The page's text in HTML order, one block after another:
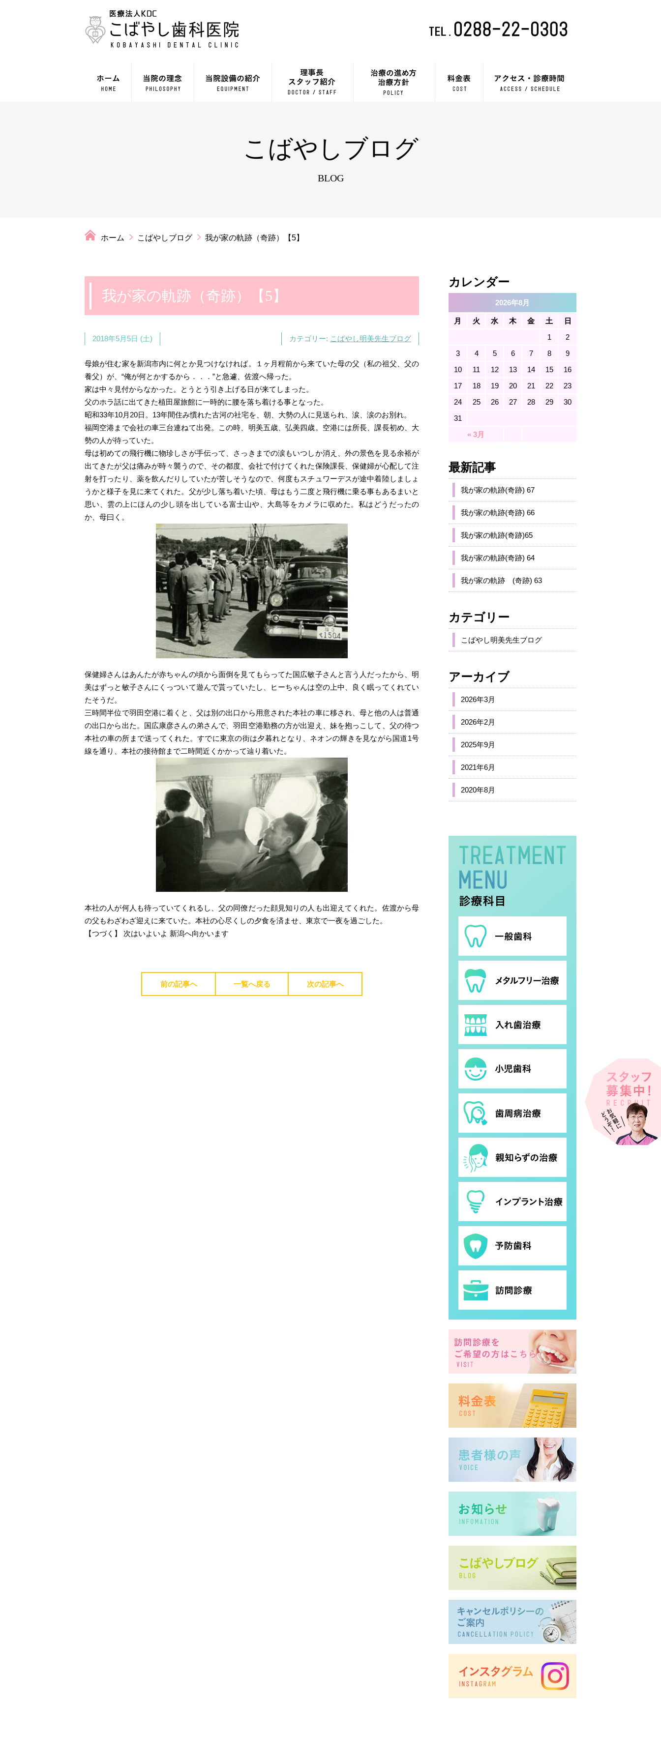
こばやしブログ
BLOG
ホーム こばやしブログ 我が家の軌跡（奇跡）【5】
我が家の軌跡（奇跡）【5】
2018年5月5日 (土) カテゴリー: こばやし明美先生ブログ
母娘が住む家を新潟市内に何とか見つけなければ。１ヶ月程前から来ていた母の父（私の祖父、父の
養父）が、“俺が何とかするから．．．”と急遽、佐渡へ帰った。
家は中々見付からなかった。とうとう引き上げる日が来てしまった。
父のホラ話に出てきた植田屋旅館に一時的に腰を落ち着ける事となった。
昭和33年10月20日。13年間住み慣れた古河の社宅を、朝、大勢の人に見送られ、涙、涙のお別れ。
福岡空港まで会社の車三台連ねて出発。この時、明美五歳、弘美四歳。空港には所長、課長初め、大
勢の人が待っていた。
母は初めての飛行機に物珍しさが手伝って、さっきまでの涙もいつしか消え、外の景色を見る余裕が
出てきたが父は痛みが時々襲うので、その都度、会社で付けてくれた保険課長、保健婦が心配して注
射を打ったり、薬を飲んだりしていたが苦しそうなので、何度もスチュワーデスが途中着陸しましょ
うかと様子を見に来てくれた。父が少し落ち着いた頃、母はもう二度と飛行機に乗る事もあるまいと
思い、雲の上にほんの少し頭を出している富士山や、大島等をカメラに収めた。私はどうだったの
か、母曰く。
保健婦さんはあんたが赤ちゃんの頃から面倒を見てもらってた国広敏子さんと言う人だったから、明
美はずっと敏子さんにくっついて遊んで貰っていたし、ヒーちゃんは空の上中、良く眠ってくれてい
たそうだ。
三時間半位で羽田空港に着くと、父は別の出口から用意された本社の車に移され、母と他の人は普通
の出口から出た。国広康彦さんの弟さんで、羽田空港勤務の方が出迎え、妹を抱っこして、父の待つ
本社の車の所まで送ってくれた。すでに東京の街は夕暮れとなり、ネオンの輝きを見ながら国道1号
線を通り、本社の接待館まで二時間近くかかって辿り着いた。
本社の人が何人も待っていてくれるし、父の同僚だった顔見知りの人も出迎えてくれた。佐渡から母
の父もわざわざ迎えに来ていた。本社の心尽くしの夕食を済ませ、東京で一夜を過ごした。
【つづく】 次はいよいよ 新潟へ向かいます
前の記事へ 一覧へ戻る 次の記事へ
カレンダー
2026年8月
月 火 水 木 金 土 日
« 3月
1
2
3
4 5 6 7 8
9
10
11 12 13 14 15
16
17
18 19 20 21 22
23
24
25 26 27 28 29
30
31
最新記事
我が家の軌跡(奇跡) 67
我が家の軌跡(奇跡) 66
我が家の軌跡(奇跡)65
我が家の軌跡(奇跡) 64
我が家の軌跡 (奇跡) 63
カテゴリー
こばやし明美先生ブログ
アーカイブ
2026年3月
2026年2月
2025年9月
2021年6月
2020年8月